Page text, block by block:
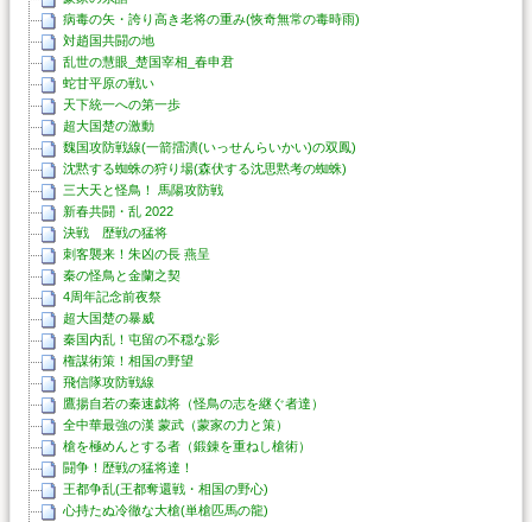
病毒の矢・誇り高き老将の重み(恢奇無常の毒時雨)
対趙国共闘の地
乱世の慧眼_楚国宰相_春申君
蛇甘平原の戦い
天下統一への第一歩
超大国楚の激動
魏国攻防戦線(一箭擂潰(いっせんらいかい)の双鳳)
沈黙する蜘蛛の狩り場(森伏する沈思黙考の蜘蛛)
三大天と怪鳥！ 馬陽攻防戦
新春共闘・乱 2022
決戦 歴戦の猛将
刺客襲来！朱凶の長 燕呈
秦の怪鳥と金蘭之契
4周年記念前夜祭
超大国楚の暴威
秦国内乱！屯留の不穏な影
権謀術策！相国の野望
飛信隊攻防戦線
鷹揚自若の秦速戯将（怪鳥の志を継ぐ者達）
全中華最強の漢 蒙武（蒙家の力と策）
槍を極めんとする者（鍛錬を重ねし槍術）
闘争！歴戦の猛将達！
王都争乱(王都奪還戦・相国の野心)
心持たぬ冷徹な大槍(単槍匹馬の龍)